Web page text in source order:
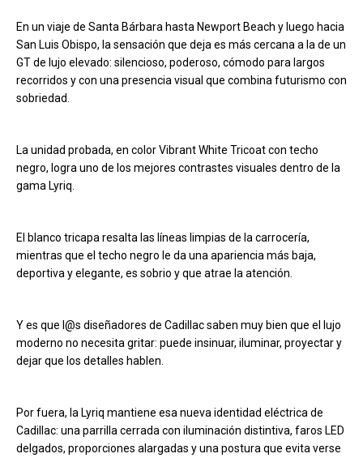
En un viaje de Santa Bárbara hasta Newport Beach y luego hacia
San Luis Obispo, la sensación que deja es más cercana a la de un
GT de lujo elevado: silencioso, poderoso, cómodo para largos
recorridos y con una presencia visual que combina futurismo con
sobriedad.
La unidad probada, en color Vibrant White Tricoat con techo
negro, logra uno de los mejores contrastes visuales dentro de la
gama Lyriq.
El blanco tricapa resalta las líneas limpias de la carrocería,
mientras que el techo negro le da una apariencia más baja,
deportiva y elegante, es sobrio y que atrae la atención.
Y es que l@s diseñadores de Cadillac saben muy bien que el lujo
moderno no necesita gritar: puede insinuar, iluminar, proyectar y
dejar que los detalles hablen.
Por fuera, la Lyriq mantiene esa nueva identidad eléctrica de
Cadillac: una parrilla cerrada con iluminación distintiva, faros LED
delgados, proporciones alargadas y una postura que evita verse